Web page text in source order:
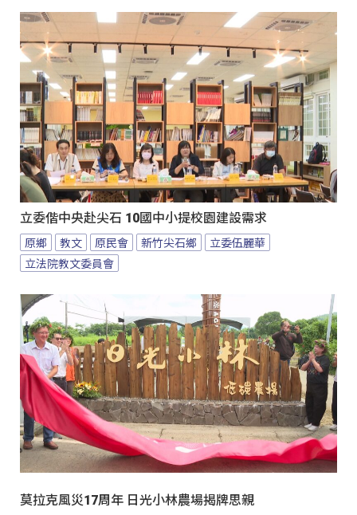
立委偕中央赴尖石 10國中小提校園建設需求
原鄉 教文 原民會 新竹尖石鄉
立委伍麗華
立法院教文委員會
莫拉克風災17周年 日光小林農場揭牌思親